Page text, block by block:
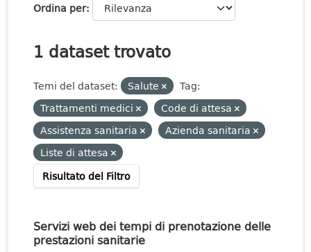
Ordina per
1 dataset trovato
Temi del dataset: Salute
Tag:
Trattamenti medici
Code di attesa
Assistenza sanitaria
Azienda sanitaria
Liste di attesa
Risultato del Filtro
Servizi web dei tempi di prenotazione delle
prestazioni sanitarie